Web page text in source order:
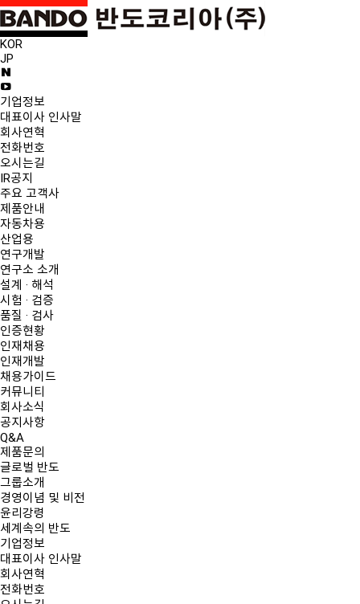
KOR
JP
기업정보
대표이사 인사말
회사연혁
전화번호
오시는길
IR공지
주요 고객사
제품안내
자동차용
산업용
연구개발
연구소 소개
설계 · 해석
시험 · 검증
품질 · 검사
인증현황
인재채용
인재개발
채용가이드
커뮤니티
회사소식
공지사항
Q&A
제품문의
글로벌 반도
그룹소개
경영이념 및 비전
윤리강령
세계속의 반도
기업정보
대표이사 인사말
회사연혁
전화번호